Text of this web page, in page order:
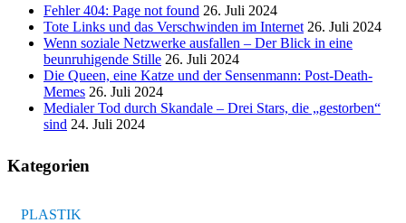
Fehler 404: Page not found 26. Juli 2024
Tote Links und das Verschwinden im Internet 26. Juli 2024
Wenn soziale Netzwerke ausfallen – Der Blick in eine
beunruhigende Stille 26. Juli 2024
Die Queen, eine Katze und der Sensenmann: Post-Death-
Memes 26. Juli 2024
Medialer Tod durch Skandale – Drei Stars, die „gestorben“
sind 24. Juli 2024
Kategorien
PLASTIK